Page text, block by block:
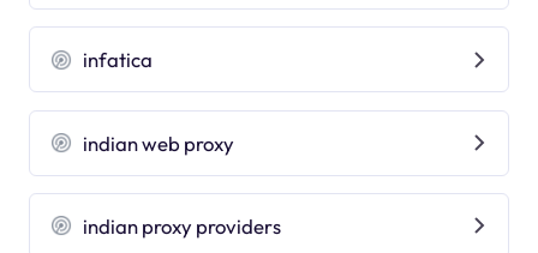
infatica
indian web proxy
indian proxy providers